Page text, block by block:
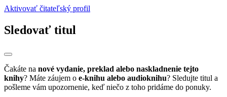
Aktivovať čitateľský profil
Sledovať titul
Čakáte na nové vydanie, preklad alebo naskladnenie tejto
knihy? Máte záujem o e-knihu alebo audioknihu? Sledujte titul a
pošleme vám upozornenie, keď niečo z toho pridáme do ponuky.